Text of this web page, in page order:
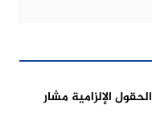
الحقول الإلزامية مشار